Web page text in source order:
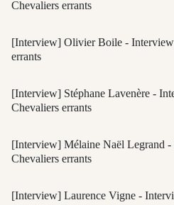
Chevaliers errants
[Interview] Olivier Boile -
errants
[Interview] Stéphane Lavenère -
Chevaliers errants
[Interview] Mélaine Naël Legrand
Chevaliers errants
[Interview] Laurence Vigne -